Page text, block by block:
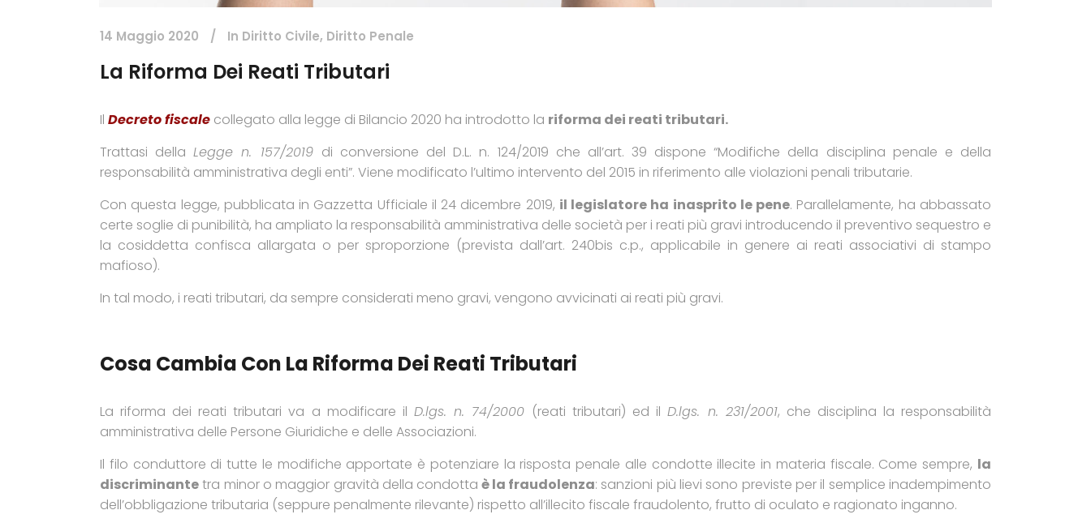
14 Maggio 2020 In Diritto Civile, Diritto Penale
La Riforma Dei Reati Tributari
Il Decreto fiscale collegato alla legge di Bilancio 2020 ha introdotto la riforma dei reati tributari.
Trattasi dellaLegge n. 157/2019 di conversione del D.L. n. 124/2019 che all’art. 39 dispone “Modifiche della disciplina penale e della
responsabilità amministrativa degli enti”. Viene modificato l’ultimo intervento del 2015 in riferimento alle violazioni penali tributarie.
Con questa legge, pubblicata in Gazzetta Ufficiale il 24 dicembre 2019, il legislatore ha inasprito le pene. Parallelamente, ha abbassato
certe soglie di punibilità, ha ampliato la responsabilità amministrativa delle società per i reati più gravi introducendo il preventivo sequestro e
la cosiddetta confisca allargata o per sproporzione (prevista dall’art. 240bis c.p., applicabile in genere ai reati associativi di stampo
mafioso).
In tal modo, i reati tributari, da sempre considerati meno gravi, vengono avvicinati ai reati più gravi.
Cosa Cambia Con La Riforma Dei Reati Tributari
La riforma dei reati tributari va a modificare il D.lgs. n. 74/2000 (reati tributari) ed ilD.lgs. n. 231/2001, che disciplina la responsabilità
amministrativa delle Persone Giuridiche e delle Associazioni.
Il filo conduttore di tutte le modifiche apportate è potenziare la risposta penale alle condotte illecite in materia fiscale. Come sempre, la
discriminantetra minor o maggior gravità della condotta è la fraudolenza: sanzioni più lievi sono previste per il semplice inadempimento
dell’obbligazione tributaria (seppure penalmente rilevante) rispetto all’illecito fiscale fraudolento, frutto di oculato e ragionato inganno.